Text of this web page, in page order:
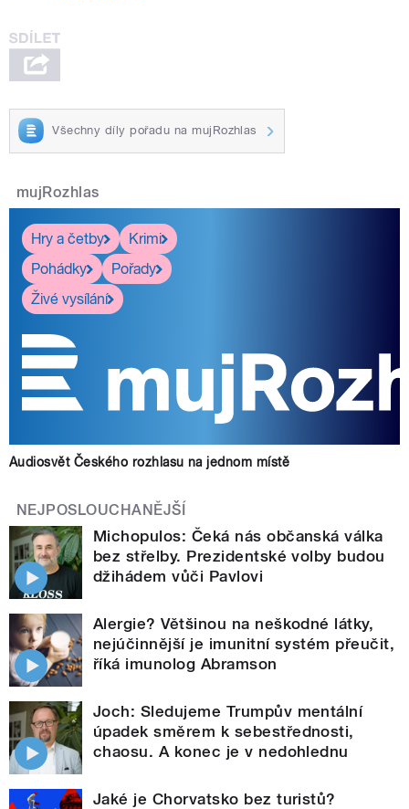
Všechny díly pořadu na mujRozhlas
mujRozhlas
Hry a četby
Krimi
Pohádky
Pořady
Živé vysílání
Audiosvět Českého rozhlasu na jednom místě
NEJPOSLOUCHANĚJŠÍ
Michopulos: Čeká nás občanská válka
bez střelby. Prezidentské volby budou
džihádem vůči Pavlovi
Alergie? Většinou na neškodné látky,
nejúčinnější je imunitní systém přeučit,
říká imunolog Abramson
Joch: Sledujeme Trumpův mentální
úpadek směrem k sebestřednosti,
chaosu. A konec je v nedohlednu
Jaké je Chorvatsko bez turistů?